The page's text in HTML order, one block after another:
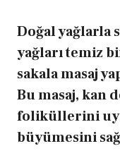
Doğal yağlarla
yağları temiz
sakala masaj
Bu masaj, kan
foliküllerini
büyümesini